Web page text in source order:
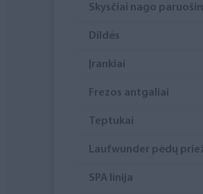
Skysčiai nago
Dildės
Įrankiai
Frezos antgaliai
Teptukai
Laufwunder pėdų
SPA linija